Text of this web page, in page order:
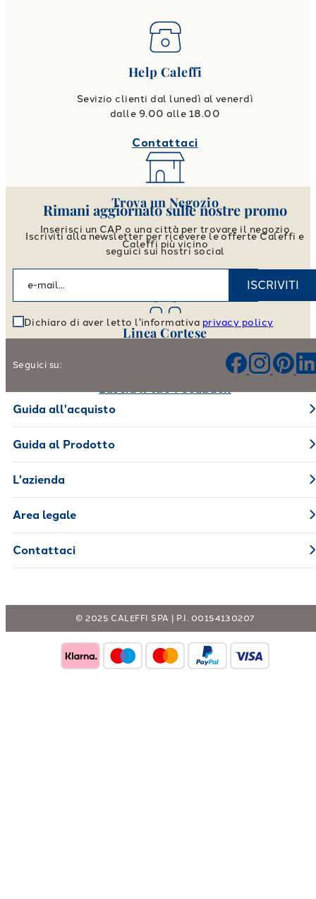
Help Caleffi
Sevizio clienti dal lunedì al venerdì
dalle 9.00 alle 18.00
Contattaci
Trova un Negozio
Inserisci un CAP o una città per trovare il negozio
Caleffi più vicino
Vai allo store locator
Linea Cortese
Aiutaci a migliorare i nostri prodotti e il nostro servizio
Rimani aggiornato sulle nostre promo
Iscriviti alla newsletter per ricevere le offerte Caleffi e
seguici sui nostri social
ISCRIVITI
Dichiaro di aver letto l'informativa privacy policy
Seguici su:
Guida all'acquisto
Guida al Prodotto
L'azienda
Area legale
Contattaci
© 2025 CALEFFI SPA | P.I. 00154130207